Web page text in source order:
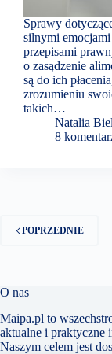
Sprawy
silnymi
przepisami
o zasądzenie
są do ich
zrozumieniu
takich…
Natalia
8
POPRZEDNIE
O nas
Maipa.pl to
aktualne i praktyczne
Naszym celem jest